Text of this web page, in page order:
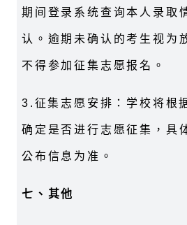
期间登录系统查询本人录取
认。逾期未确认的考生视为
不得参加征集志愿报名。
3.征集志愿安排：学校将根
确定是否进行志愿征集，具
公布信息为准。
七、其他